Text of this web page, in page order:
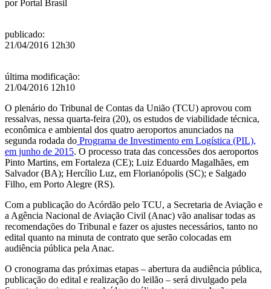
porPortal Brasil
publicado:
21/04/2016 12h30
última modificação:
21/04/2016 12h10
O plenário do Tribunal de Contas da União (TCU) aprovou com
ressalvas, nessa quarta-feira (20), os estudos de viabilidade técnica,
econômica e ambiental dos quatro aeroportos anunciados na
segunda rodada do Programa de Investimento em Logística (PIL),
em junho de 2015. O processo trata das concessões dos aeroportos
Pinto Martins, em Fortaleza (CE); Luiz Eduardo Magalhães, em
Salvador (BA); Hercílio Luz, em Florianópolis (SC); e Salgado
Filho, em Porto Alegre (RS).
Com a publicação do Acórdão pelo TCU, a Secretaria de Aviação e
a Agência Nacional de Aviação Civil (Anac) vão analisar todas as
recomendações do Tribunal e fazer os ajustes necessários, tanto no
edital quanto na minuta de contrato que serão colocadas em
audiência pública pela Anac.
O cronograma das próximas etapas – abertura da audiência pública,
publicação do edital e realização do leilão – será divulgado pela